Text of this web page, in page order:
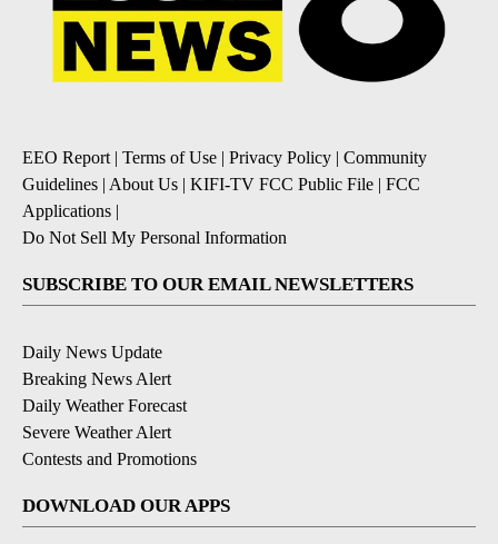
EEO Report| Terms of Use | Privacy Policy | Community
Guidelines | About Us | KIFI-TV FCC Public File | FCC
Applications |
Do Not Sell My Personal Information
SUBSCRIBE TO OUR EMAIL NEWSLETTERS
Daily News Update
Breaking News Alert
Daily Weather Forecast
Severe Weather Alert
Contests and Promotions
DOWNLOAD OUR APPS